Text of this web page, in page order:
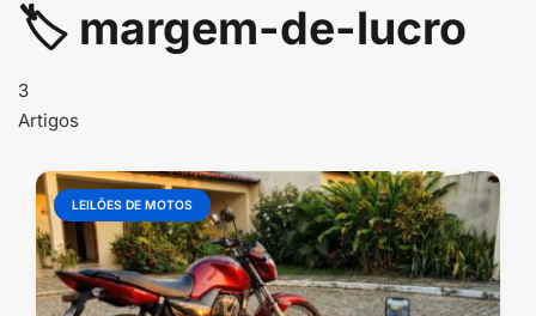
🏷️ margem-de-lucro
3
Artigos
LEILÕES DE MOTOS